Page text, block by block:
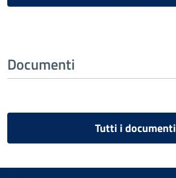
Documenti
Tutti i documenti